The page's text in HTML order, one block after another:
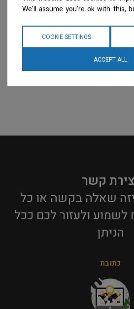
קשר
שאלה בקשה או כל
ולעזור לכם ככל
הניתן​
כתובת
We'll assume you're ok with this,
COOKIE SETTINGS
ACCEPT ALL